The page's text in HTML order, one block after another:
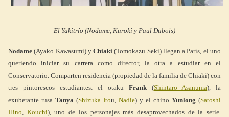
El Yakitrío (Nodame, Kuroki y Paul Dubois)
Nodame (Ayako Kawasumi) yChiaki (Tomokazu Seki) llegan a París, el uno
queriendo iniciar su carrera como director, la otra a estudiar en el
Conservatorio. Comparten residencia (propiedad de la familia de Chiaki) con
tres pintorescos estudiantes: el otaku Frank(Shintaro Asanuma), la
exuberante rusa Tanya (Shizuka Itou, Nadie) y el chino Yunlong (Satoshi
Hino, Kouchi), uno de los personajes más desaprovechados de la serie.